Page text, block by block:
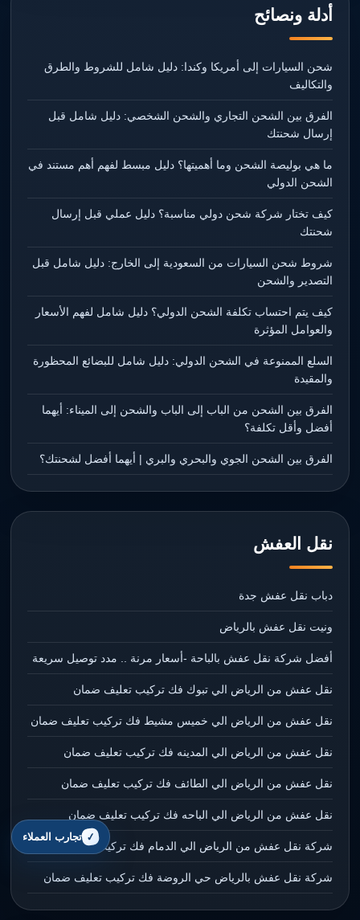
أدلة ونصائح
شحن السيارات إلى أمريكا وكندا: دليل شامل للشروط والطرق
والتكاليف
الفرق بين الشحن التجاري والشحن الشخصي: دليل شامل قبل
إرسال شحنتك
ما هي بوليصة الشحن وما أهميتها؟ دليل مبسط لفهم أهم مستند في
الشحن الدولي
كيف تختار شركة شحن دولي مناسبة؟ دليل عملي قبل إرسال
شحنتك
شروط شحن السيارات من السعودية إلى الخارج: دليل شامل قبل
التصدير والشحن
كيف يتم احتساب تكلفة الشحن الدولي؟ دليل شامل لفهم الأسعار
والعوامل المؤثرة
السلع الممنوعة في الشحن الدولي: دليل شامل للبضائع المحظورة
والمقيدة
الفرق بين الشحن من الباب إلى الباب والشحن إلى الميناء: أيهما
أفضل وأقل تكلفة؟
الفرق بين الشحن الجوي والبحري والبري | أيهما أفضل لشحنتك؟
نقل العفش
دباب نقل عفش جدة
ونيت نقل عفش بالرياض
أفضل شركة نقل عفش بالباحة -أسعار مرنة .. مدد توصيل سريعة
نقل عفش من الرياض الي تبوك فك تركيب تعليف ضمان
نقل عفش من الرياض الي خميس مشيط فك تركيب تعليف ضمان
نقل عفش من الرياض الي المدينه فك تركيب تعليف ضمان
نقل عفش من الرياض الي الطائف فك تركيب تعليف ضمان
نقل عفش من الرياض الي الباحه فك تركيب تعليف ضمان
شركة نقل عفش من الرياض الي الدمام فك تركيب تعليف ضمان
شركة نقل عفش بالرياض حي الروضة فك تركيب تعليف ضمان
تجارب العملاء